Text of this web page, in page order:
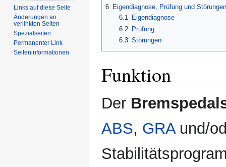
6 Eigendiagnose, Prüfung und Störungen
6.1
Eigendiagnose
6.2 Prüfung
6.3 Störungen
Funktion
Der
ABS, GRAund/
Links auf diese Seite
Änderungen an
verlinkten Seiten
Spezialseiten
Permanenter Link
Seiten­informationen